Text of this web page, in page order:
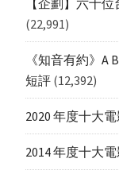
(22,991)
《知音有約》A
短評 (12,392)
2020 年度十大
2014 年度十大